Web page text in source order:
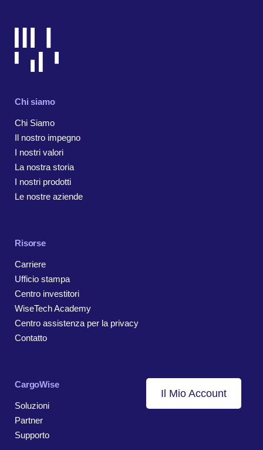
Chi siamo
Chi Siamo
Il nostro impegno
I nostri valori
La nostra storia
I nostri prodotti
Le nostre aziende
Risorse
Carriere
Ufficio stampa
Centro investitori
WiseTech Academy
Centro assistenza per la privacy
Contatto
CargoWise
Soluzioni
Partner
Supporto
Il Mio Account